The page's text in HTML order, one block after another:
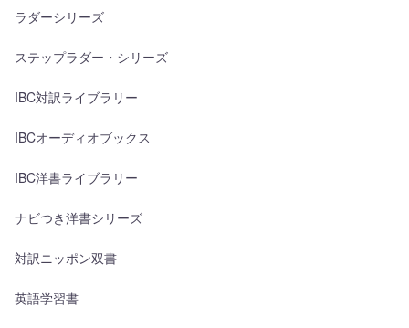
ラダーシリーズ
ステップラダー・シリーズ
IBC対訳ライブラリー
IBCオーディオブックス
IBC洋書ライブラリー
ナビつき洋書シリーズ
対訳ニッポン双書
英語学習書